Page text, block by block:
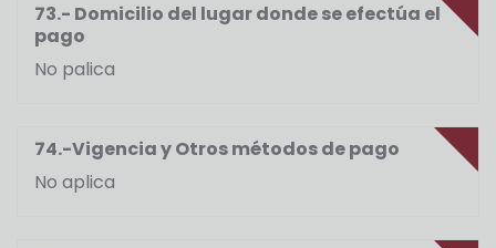
73.- Domicilio del lugar donde se efectúa el
pago
No palica
74.-Vigencia y Otros métodos de pago
No aplica